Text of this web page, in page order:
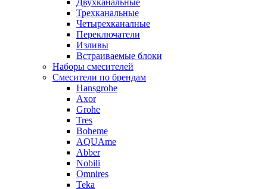
Двухканальные
Трехканальные
Четырехканалные
Переключатели
Изливы
Встраиваемые блоки
Наборы смесителей
Смесители по брендам
Hansgrohe
Axor
Grohe
Tres
Boheme
AQUAme
Abber
Nobili
Omnires
Teka